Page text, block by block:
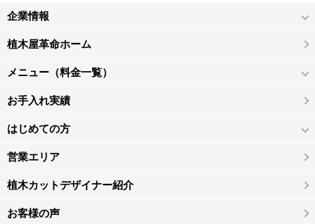
企業情報
植木屋革命ホーム
メニュー（料金一覧）
お手入れ実績
はじめての方
営業エリア
植木カットデザイナー紹介
お客様の声